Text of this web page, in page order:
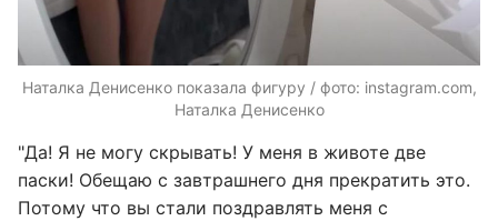
Наталка Денисенко показала фигуру / фото: instagram.com,
Наталка Денисенко
"Да! Я не могу скрывать! У меня в животе две
паски! Обещаю с завтрашнего дня прекратить это.
Потому что вы стали поздравлять меня с